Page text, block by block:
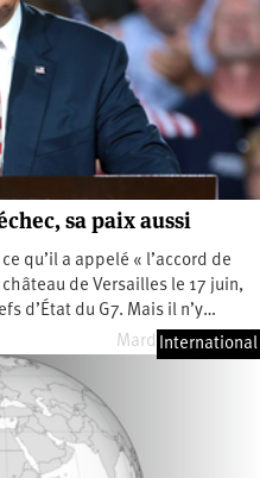
sa paix aussi
qu’il a appelé « l’accord de
château de Versailles le 17 juin,
d’État du G7. Mais il n’y…
Mardi 23 juin 2026
International